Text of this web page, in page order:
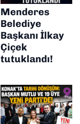
Menderes
Belediye
Başkanı İlkay
Çiçek
tutuklandı!